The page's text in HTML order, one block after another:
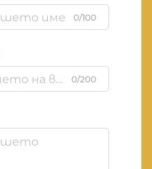
0/100
0/200